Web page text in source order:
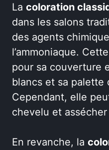
La coloration
dans les salons
des agents
l’ammoniaque.
pour sa couverture
blancs et sa palette
Cependant, elle
chevelu et
En revanche, la